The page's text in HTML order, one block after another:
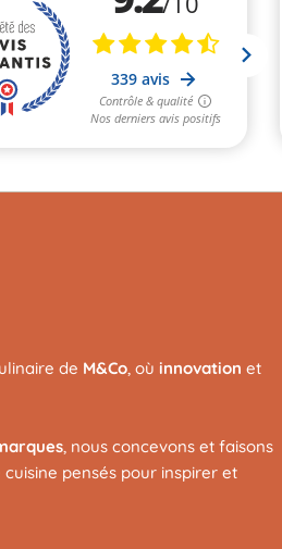
de M&Co, où innovation et
, nous concevons et faisons
pensés pour inspirer et